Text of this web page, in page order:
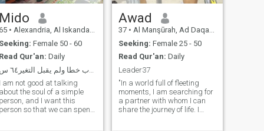
Mido
• Alexandria, Al Iskandarīyah, Egypt
Seeking: Female 50 - 60
Read Qur'an: Daily
ربي رحمتك عمري اللي َكتوب خطا ولم يقبل التغير٦٤ س...
I am not good at talking
about the soul of a simple
person, and I want this
person so that we can spend
Awad
37 • Al Manşūrah, Ad Daqahlīyah, Egypt
Seeking: Female 25 - 50
Read Qur'an: Daily
Leader37
"In a world full of fleeting
moments, I am searching for
a partner with whom I can
share the journey of life. I